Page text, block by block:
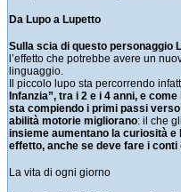
Da Lupo a Lupetto
Sulla scia di questo personaggio
l’effetto che potrebbe avere un
linguaggio.
Il piccolo lupo sta percorrendo
Infanzia”, tra i 2 e i 4 anni, e
sta compiendo i primi passi
abilità motorie migliorano: il che
insieme aumentano la curiosità
effetto, anche se deve fare i conti
La vita di ogni giorno